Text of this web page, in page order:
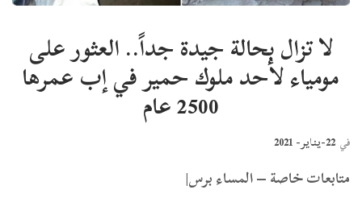
لا تزال بحالة جيدة جداً.. العثور على
مومياء لأحد ملوك حمير في إب عمرها
2500 عام
في 22-يناير- 2021
متابعات خاصة – المساء برس|